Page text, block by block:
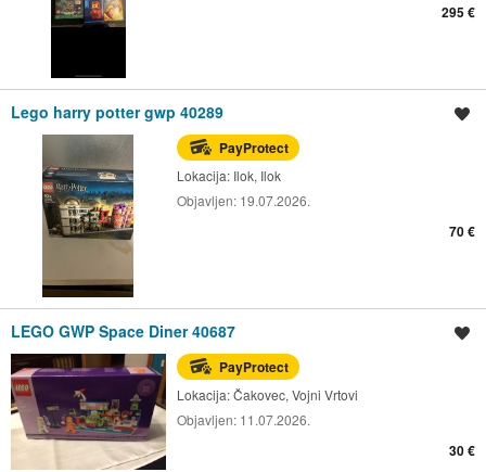
295 €
Lego harry potter gwp 40289
PayProtect
Lokacija: Ilok, Ilok
Objavljen: 19.07.2026.
70 €
LEGO GWP Space Diner 40687
PayProtect
Lokacija:Čakovec, Vojni Vrtovi
Objavljen: 11.07.2026.
30 €